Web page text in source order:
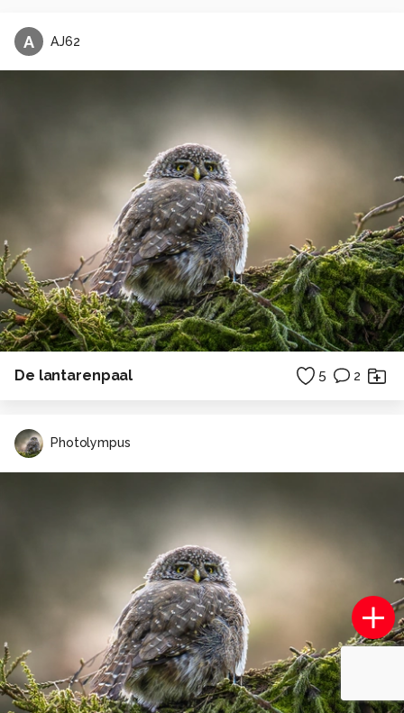
A AJ62
De lantarenpaal 5 2
Photolympus